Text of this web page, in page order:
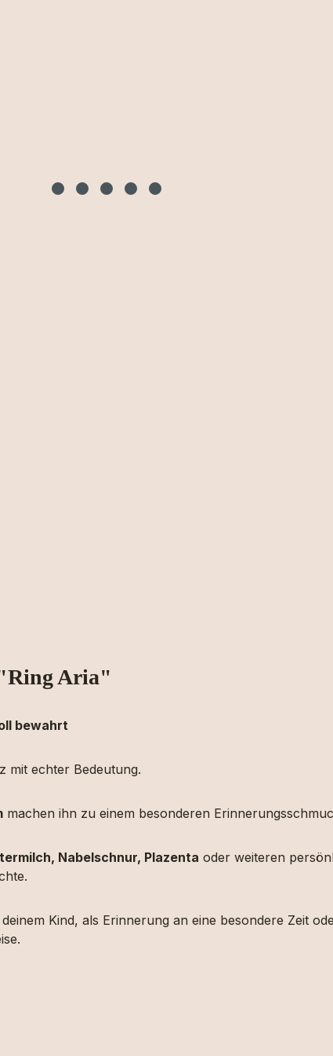
Aria"
bewahrt
mit echter Bedeutung.
machen ihn zu einem besonderen
Nabelschnur, Plazenta oder weiteren
Kind, als Erinnerung an eine besondere Zeit